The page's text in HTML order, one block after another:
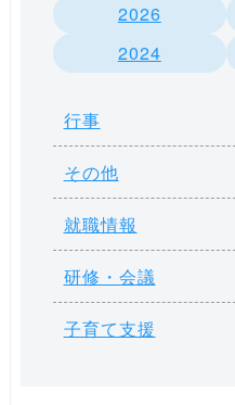
2026
2024
行事
その他
就職情報
研修・会議
子育て支援